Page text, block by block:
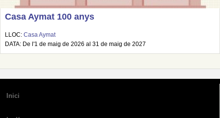
Casa Aymat 100 anys
LLOC: Casa Aymat
DATA: De l'1 de maig de 2026 al 31 de maig de 2027
Inici